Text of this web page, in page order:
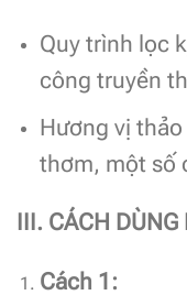
Quy trình lọc
công truyền
Hương vị
thơm, một số
III. CÁCH
Cách 1: